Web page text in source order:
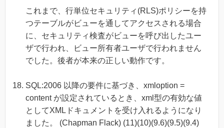
これまで、行単位セキュリティ(RLS)ポリシーを持
つテーブルがビューを通してアクセスされる場合
に、セキュリティ検査がビューを呼び出したユー
ザで行われ、ビュー所有者ユーザで行われません
でした。後者が本来の正しい動作です。
SQL:2006 以降の要件に基づき、xmloption =
content が設定されているとき、xml型の有効な値
としてXMLドキュメントを受け入れるようになり
ました。 (Chapman Flack) (11)(10)(9.6)(9.5)(9.4)